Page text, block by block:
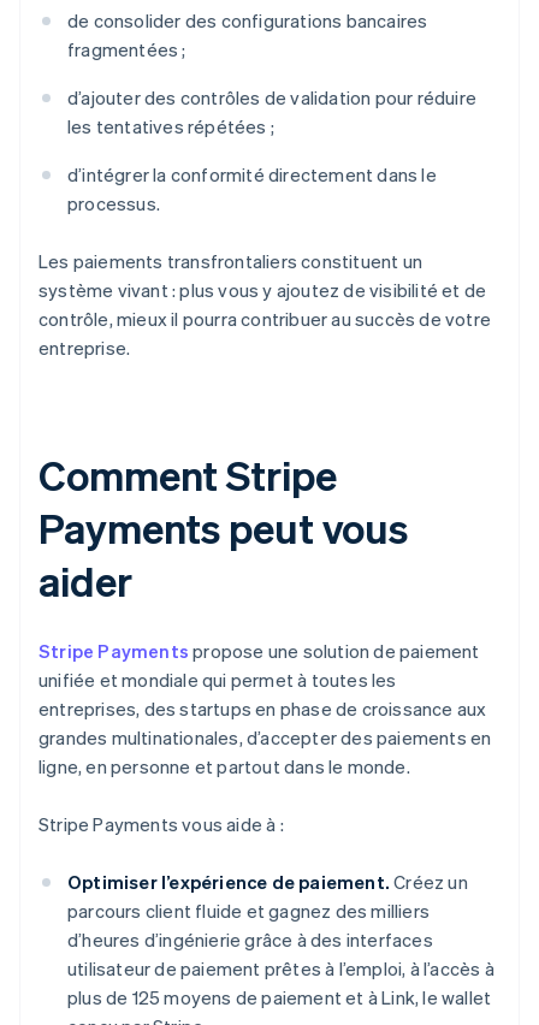
de consolider des configurations bancaires
fragmentées ;
d’ajouter des contrôles de validation pour réduire
les tentatives répétées ;
d’intégrer la conformité directement dans le
processus.
Les paiements transfrontaliers constituent un
système vivant : plus vous y ajoutez de visibilité et de
contrôle, mieux il pourra contribuer au succès de votre
entreprise.
Comment Stripe
Payments peut vous
aider
Stripe Payments propose une solution de paiement
unifiée et mondiale qui permet à toutes les
entreprises, des startups en phase de croissance aux
grandes multinationales, d’accepter des paiements en
ligne, en personne et partout dans le monde.
Stripe Payments vous aide à :
Optimiser l’expérience de paiement. Créez un
parcours client fluide et gagnez des milliers
d’heures d’ingénierie grâce à des interfaces
utilisateur de paiement prêtes à l’emploi, à l’accès à
plus de 125 moyens de paiement et à Link, le wallet